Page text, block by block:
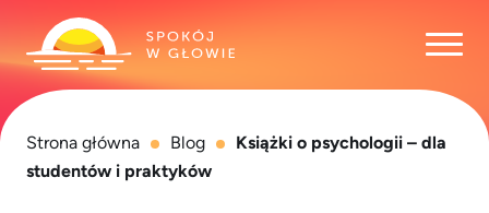
Strona główna Blog
Książki o psychologii – dla
studentów i praktyków